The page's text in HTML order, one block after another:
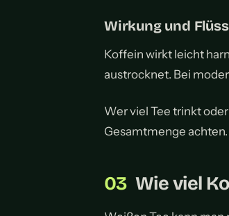
Wirkung und
Koffein wirkt leicht
austrocknet. Bei
Wer viel Tee trinkt
Gesamtmenge
Wie viel